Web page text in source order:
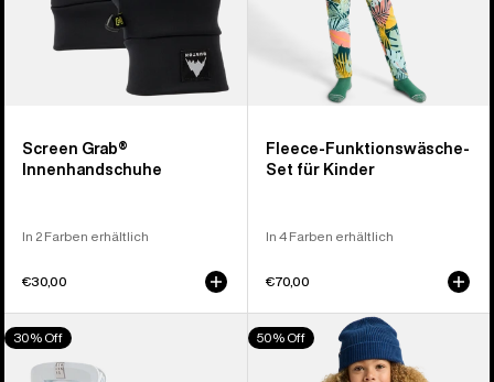
Screen Grab®
Innenhandschuhe
In 2 Farben erhältlich
€30,00
Fleece-Funktionswäsche-
Set für Kinder
In 4 Farben erhältlich
€70,00
Burton
Step
30% Off
Burton
Hillslope
50% Off